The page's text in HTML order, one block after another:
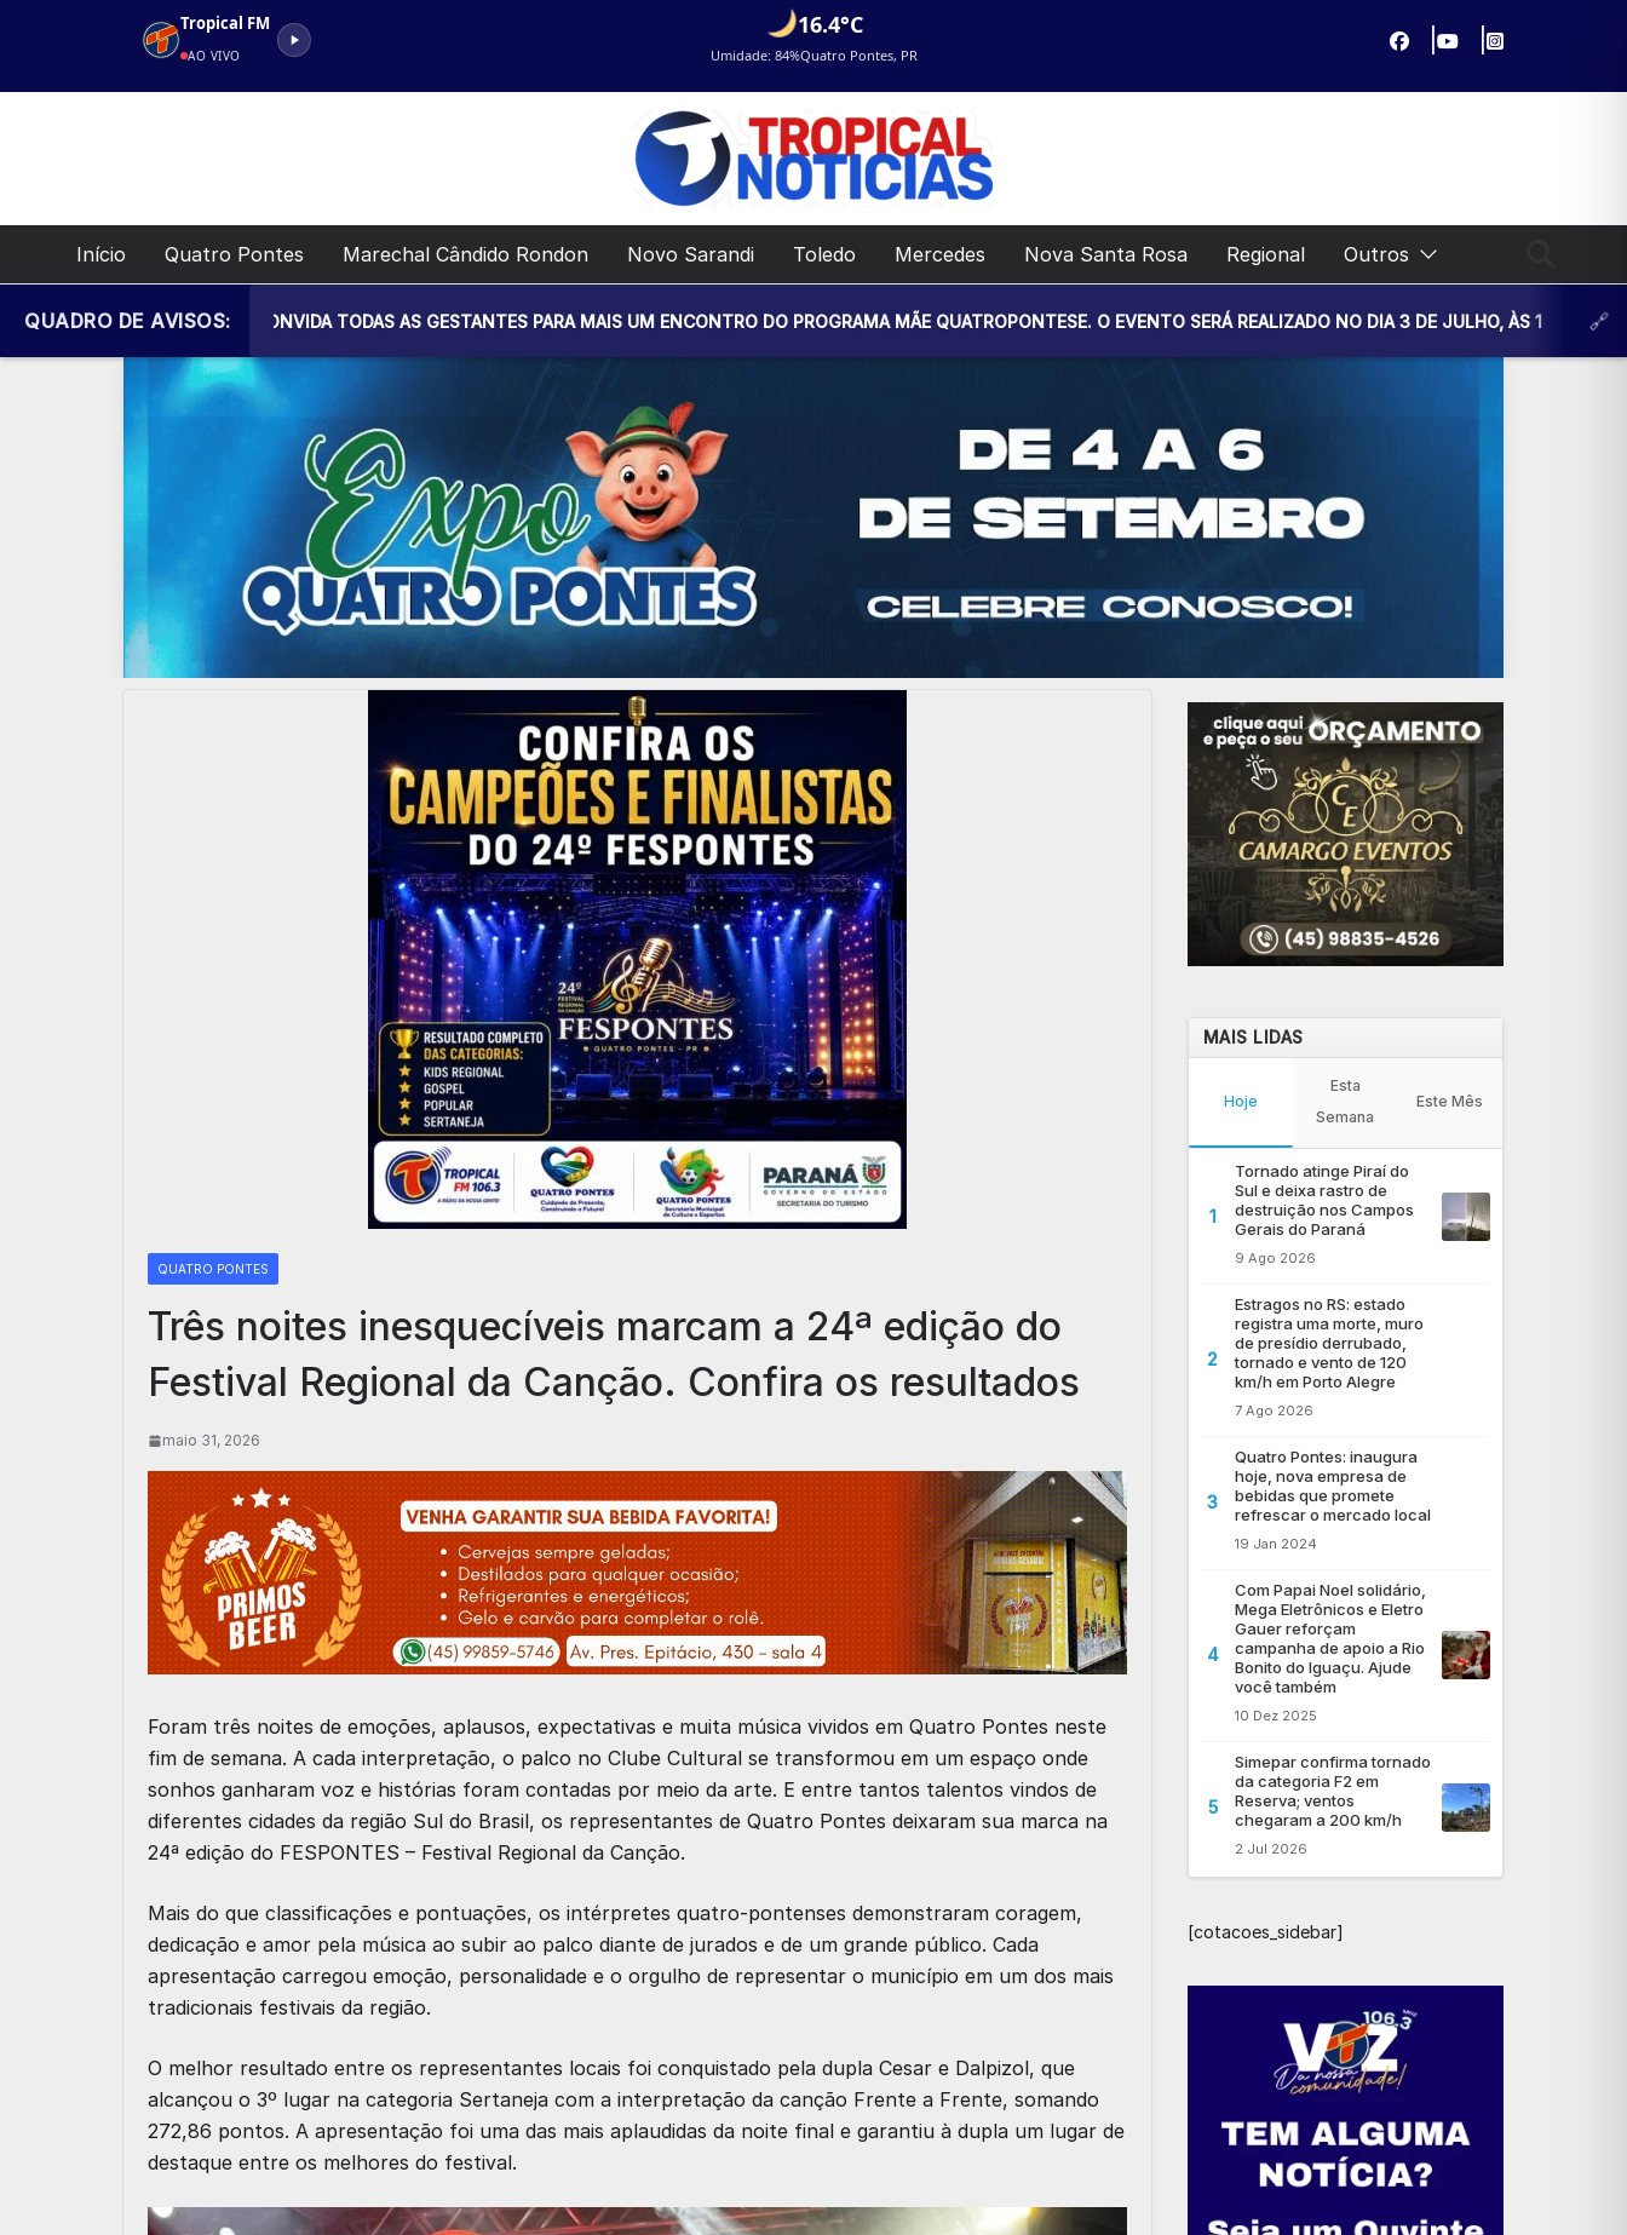
Tropical FM
AO VIVO
16.4°C
Umidade: 84%Quatro Pontes, PR
Início Quatro Pontes Marechal Cândido Rondon Novo Sarandi Toledo Mercedes Nova Santa Rosa Regional Outros
QUADRO DE AVISOS:
DE SAÚDE CONVIDA TODAS AS GESTANTES PARA MAIS UM ENCONTRO DO PROGRAMA MÃE QUATROPONTESE. O EVENTO SERÁ REALIZADO NO DIA 3 DE JULHO, ÀS 14H30, NA UNIDADE
QUATRO PONTES
Três noites inesquecíveis marcam a 24ª edição do
Festival Regional da Canção. Confira os resultados
maio 31, 2026
Foram três noites de emoções, aplausos, expectativas e muita música vividos em Quatro Pontes neste
fim de semana. A cada interpretação, o palco no Clube Cultural se transformou em um espaço onde
sonhos ganharam voz e histórias foram contadas por meio da arte. E entre tantos talentos vindos de
diferentes cidades da região Sul do Brasil, os representantes de Quatro Pontes deixaram sua marca na
24ª edição do FESPONTES – Festival Regional da Canção.
Mais do que classificações e pontuações, os intérpretes quatro-pontenses demonstraram coragem,
dedicação e amor pela música ao subir ao palco diante de jurados e de um grande público. Cada
apresentação carregou emoção, personalidade e o orgulho de representar o município em um dos mais
tradicionais festivais da região.
O melhor resultado entre os representantes locais foi conquistado pela dupla Cesar e Dalpizol, que
alcançou o 3º lugar na categoria Sertaneja com a interpretação da canção Frente a Frente, somando
272,86 pontos. A apresentação foi uma das mais aplaudidas da noite final e garantiu à dupla um lugar de
destaque entre os melhores do festival.
MAIS LIDAS
Hoje
Esta
Semana
Este Mês
1
Tornado atinge Piraí do
Sul e deixa rastro de
destruição nos Campos
Gerais do Paraná
9 Ago 2026
2
Estragos no RS: estado
registra uma morte, muro
de presídio derrubado,
tornado e vento de 120
km/h em Porto Alegre
7 Ago 2026
3
Quatro Pontes: inaugura
hoje, nova empresa de
bebidas que promete
refrescar o mercado local
19 Jan 2024
4
Com Papai Noel solidário,
Mega Eletrônicos e Eletro
Gauer reforçam
campanha de apoio a Rio
Bonito do Iguaçu. Ajude
você também
10 Dez 2025
5
Simepar confirma tornado
da categoria F2 em
Reserva; ventos
chegaram a 200 km/h
2 Jul 2026
[cotacoes_sidebar]